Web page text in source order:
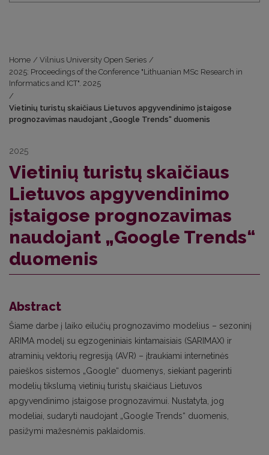
Home / Vilnius University Open Series /
2025: Proceedings of the Conference "Lithuanian MSc Research in
Informatics and ICT". 2025
/
Vietinių turistų skaičiaus Lietuvos apgyvendinimo įstaigose
prognozavimas naudojant „Google Trends“ duomenis
2025
Vietinių turistų skaičiaus
Lietuvos apgyvendinimo
įstaigose prognozavimas
naudojant „Google Trends“
duomenis
Abstract
Šiame darbe į laiko eilučių prognozavimo modelius – sezoninį
ARIMA modelį su egzogeniniais kintamaisiais (SARIMAX) ir
atraminių vektorių regresiją (AVR) – įtraukiami internetinės
paieškos sistemos „Google“ duomenys, siekiant pagerinti
modelių tikslumą vietinių turistų skaičiaus Lietuvos
apgyvendinimo įstaigose prognozavimui. Nustatyta, jog
modeliai, sudaryti naudojant „Google Trends“ duomenis,
pasižymi mažesnėmis paklaidomis.